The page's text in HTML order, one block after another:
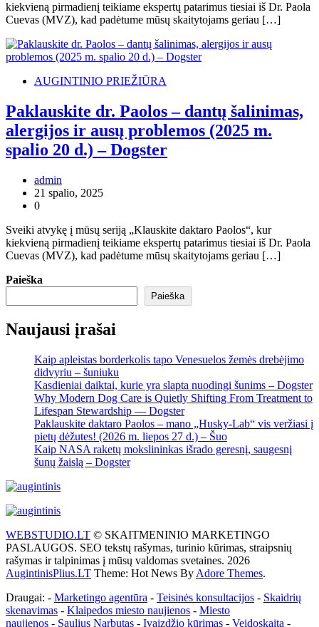
kiekvieną pirmadienį teikiame ekspertų patarimus tiesiai iš Dr. Paola
Cuevas (MVZ), kad padėtume mūsų skaitytojams geriau […]
AUGINTINIO PRIEŽIŪRA
Paklauskite dr. Paolos – dantų šalinimas,
alergijos ir ausų problemos (2025 m.
spalio 20 d.) – Dogster
admin
21 spalio, 2025
0
Sveiki atvykę į mūsų seriją „Klauskite daktaro Paolos“, kur
kiekvieną pirmadienį teikiame ekspertų patarimus tiesiai iš Dr. Paola
Cuevas (MVZ), kad padėtume mūsų skaitytojams geriau […]
Paieška
Paieška
Naujausi įrašai
Kaip apleistas borderkolis tapo Venesuelos žemės drebėjimo
didvyriu – šuniuku
Kasdieniai daiktai, kurie yra slapta nuodingi šunims – Dogster
Why Modern Dog Care is Quietly Shifting From Treatment to
Lifespan Stewardship — Dogster
Paklauskite daktaro Paolos – mano „Husky-Lab“ vis veržiasi į
pietų dėžutes! (2026 m. liepos 27 d.) – Šuo
Kaip NASA raketų mokslininkas išrado geresnį, saugesnį
šunų žaislą – Dogster
WEBSTUDIO.LT © SKAITMENINIO MARKETINGO
PASLAUGOS. SEO tekstų rašymas, turinio kūrimas, straipsnių
rašymas ir talpinimas į mūsų valdomas svetaines. 2026
AugintinisPlius.LT Theme: Hot News By Adore Themes.
Draugai: - Marketingo agentūra - Teisinės konsultacijos - Skaidrių
skenavimas - Klaipedos miesto naujienos - Miesto
naujienos - Saulius Narbutas - Įvaizdžio kūrimas - Veidoskaita -